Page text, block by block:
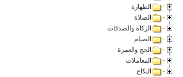
الطهارة
الصلاة
الزكاة والصدقات
الصيام
الحج والعمرة
المعاملات
النكاح